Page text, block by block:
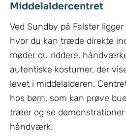
Middelaldercentret
Ved Sundby på Falster
hvor du kan træde direkte
møder du riddere,
autentiske kostumer, der
levet i middelalderen.
hos børn, som kan prøve
træer og se
håndværk.